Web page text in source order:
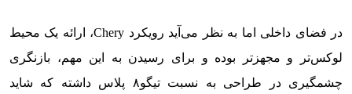
در فضای داخلی اما به نظر می‌آید رویکرد Chery، ارائه یک محیط
لوکس‌تر و مجهزتر بوده و برای رسیدن به این مهم، بازنگری
چشمگیری در طراحی به نسبت تیگو۸ پلاس داشته که شاید